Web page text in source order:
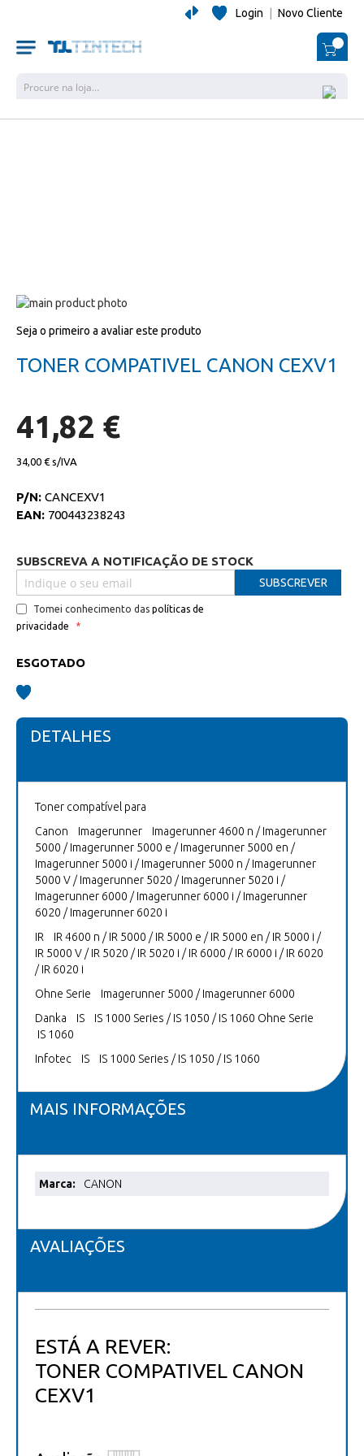
Login Novo Cliente
O
Salte
o
imagens
para
início
de
imagens
Seja o primeiro a avaliar este produto
TONER COMPATIVEL CANON CEXV1
41,82 €
34,00 €
P/N: CANCEXV1
EAN: 700443238243
SUBSCREVA A NOTIFICAÇÃO DE STOCK
Tomei conhecimento das políticas de
privacidade
SUBSCREVER
ESGOTADO
DETALHES
Toner compatível para
Canon Imagerunner Imagerunner 4600 n / Imagerunner
5000 / Imagerunner 5000 e / Imagerunner 5000 en /
Imagerunner 5000 i / Imagerunner 5000 n / Imagerunner
5000 V / Imagerunner 5020 / Imagerunner 5020 i /
Imagerunner 6000 / Imagerunner 6000 i / Imagerunner
6020 / Imagerunner 6020 i
IR IR 4600 n / IR 5000 / IR 5000 e / IR 5000 en / IR 5000 i /
IR 5000 V / IR 5020 / IR 5020 i / IR 6000 / IR 6000 i / IR 6020
/ IR 6020 i
Ohne Serie Imagerunner 5000 / Imagerunner 6000
Danka IS IS 1000 Series / IS 1050 / IS 1060 Ohne Serie
IS 1060
Infotec IS IS 1000 Series / IS 1050 / IS 1060
MAIS INFORMAÇÕES
Mais
CANON
AVALIAÇÕES
ESTÁ A REVER:
TONER COMPATIVEL CANON
CEXV1